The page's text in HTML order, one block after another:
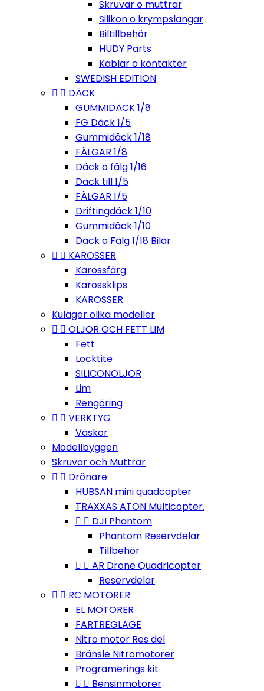
Skruvar o muttrar
Silikon o krympslangar
Biltillbehör
HUDY Parts
Kablar o kontakter
SWEDISH EDITION
  DÄCK
GUMMIDÄCK 1/8
FG Däck 1/5
Gummidäck 1/18
FÄLGAR 1/8
Däck o fälg 1/16
Däck till 1/5
FÄLGAR 1/5
Driftingdäck 1/10
Gummidäck 1/10
Däck o Fälg 1/18 Bilar
  KAROSSER
Karossfärg
Karossklips
KAROSSER
Kulager olika modeller
  OLJOR OCH FETT LIM
Fett
Locktite
SILICONOLJOR
Lim
Rengöring
  VERKTYG
Väskor
Modellbyggen
Skruvar och Muttrar
  Drönare
HUBSAN mini quadcopter
TRAXXAS ATON Multicopter.
  DJI Phantom
Phantom Reservdelar
Tillbehör
  AR Drone Quadricopter
Reservdelar
  RC MOTORER
EL MOTORER
FARTREGLAGE
Nitro motor Res del
Bränsle Nitromotorer
Programerings kit
  Bensinmotorer